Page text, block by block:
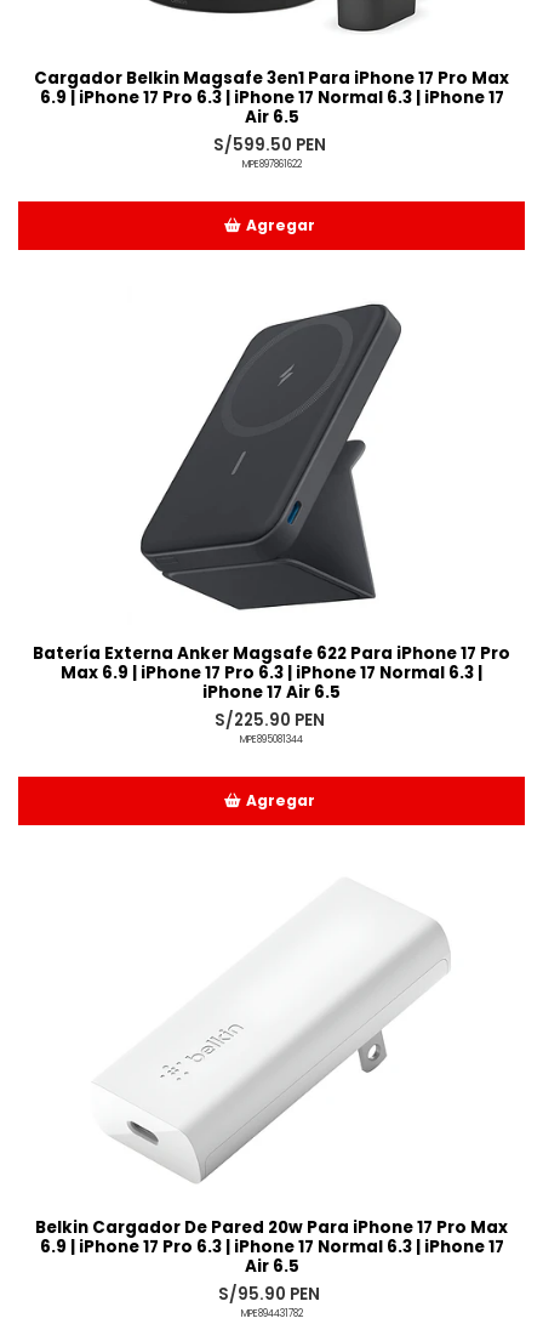
Cargador Belkin Magsafe 3en1 Para iPhone 17 Pro Max
6.9 | iPhone 17 Pro 6.3 | iPhone 17 Normal 6.3 | iPhone 17
Air 6.5
S/599.50 PEN
MPE897861622
Agregar
Batería Externa Anker Magsafe 622 Para iPhone 17 Pro
Max 6.9 | iPhone 17 Pro 6.3 | iPhone 17 Normal 6.3 |
iPhone 17 Air 6.5
S/225.90 PEN
MPE895081344
Agregar
Belkin Cargador De Pared 20w Para iPhone 17 Pro Max
6.9 | iPhone 17 Pro 6.3 | iPhone 17 Normal 6.3 | iPhone 17
Air 6.5
S/95.90 PEN
MPE894431782